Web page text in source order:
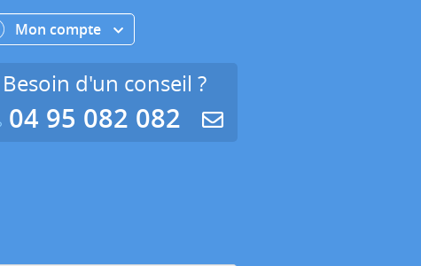
Mon compte
Besoin d'un conseil ?
04 95 082 082